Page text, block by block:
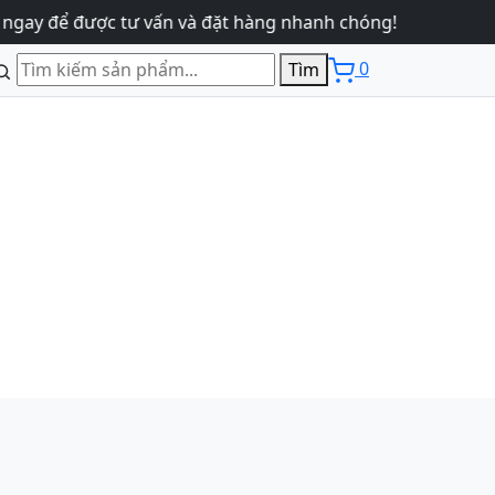
để được tư vấn và đặt hàng nhanh chóng!
Tìm
0